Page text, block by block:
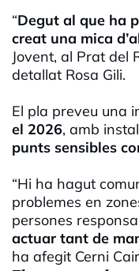
“Degut al que ha
creat una mica
Jovent, al Prat del
detallat Rosa Gili.
El pla preveu una
el 2026, amb
punts sensibles
“Hi ha hagut
problemes en
persones
actuar tant de
ha afegit Cerni